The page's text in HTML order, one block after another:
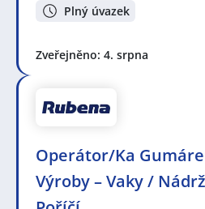
Plný úvazek
Zveřejněno: 4. srpna
Operátor/Ka
Výroby – Vaky /